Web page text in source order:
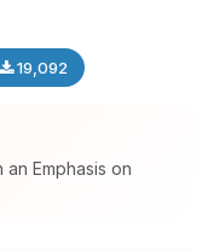
19,092
an Emphasis on
ton petit
ce dont